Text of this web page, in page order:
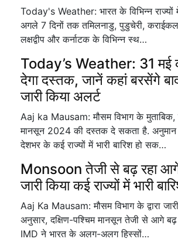
Today's Weather: भारत के विभिन्न राज्यों
अगले 7 दिनों तक तमिलनाडु, पुडुचेरी,
लक्षद्वीप और कर्नाटक के विभिन्न स्थ…
Today’s Weather: 31 मई
देगा दस्तक, जानें कहां बरसेंगे
जारी किया अलर्ट
Aaj ka Mausam: मौसम विभाग के
मानसून 2024 की दस्तक दे सकता है. अनुमान
देशभर के कई राज्यों में भारी बारिश हो सक…
Monsoon तेजी से बढ़ रहा
जारी किया कई राज्यों में भारी
Aaj Ka Mausam: मौसम विभाग के द्वारा
अनुसार, दक्षिण-पश्चिम मानसून तेजी से आगे
IMD ने भारत के अलग-अलग हिस्सों…